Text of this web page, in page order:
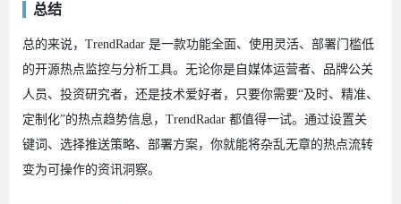
总结
总的来说，TrendRadar 是一款功能全面、使用灵活、部署门槛低
的开源热点监控与分析工具。无论你是自媒体运营者、品牌公关
人员、投资研究者，还是技术爱好者，只要你需要“及时、精准、
定制化”的热点趋势信息，TrendRadar 都值得一试。通过设置关
键词、选择推送策略、部署方案，你就能将杂乱无章的热点流转
变为可操作的资讯洞察。